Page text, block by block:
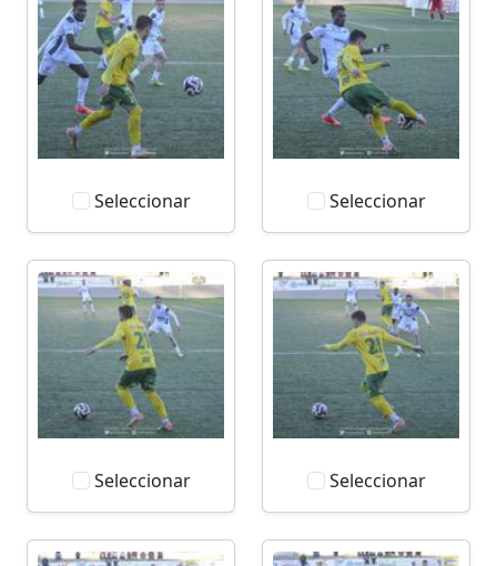
Seleccionar Seleccionar
Seleccionar Seleccionar